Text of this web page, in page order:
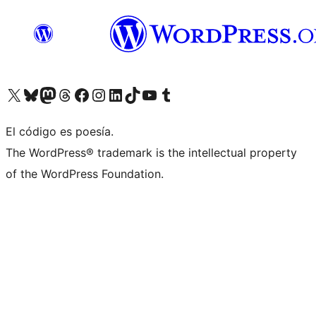
Visita nuestra cuenta de X (anteriormente Twitter)
Visita nuestra cuenta de Bluesky
Visita nuestra cuenta de Mastodon
Visita nuestra cuenta de Threads
Visita nuestra página de Facebook
Visita nuestra cuenta de Instagram
Visita nuestra cuenta de LinkedIn
Visita nuestra cuenta de TikTok
Visita nuestro canal de YouTube
Visita nuestra cuenta de Tumblr
El código es poesía.
The WordPress® trademark is the intellectual property
of the WordPress Foundation.